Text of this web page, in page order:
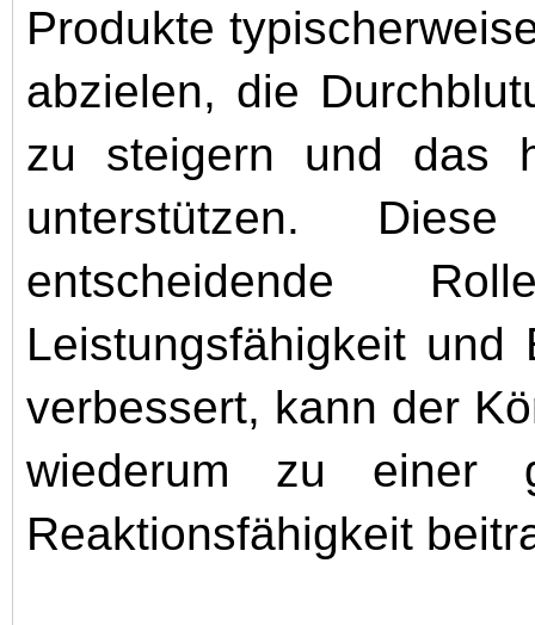
Produkte
abzielen, die
zu steigern und das
unterstützen.
entscheidende
Leistungsfähigkeit
verbessert, kann der
wiederum zu einer
Reaktionsfähigkeit